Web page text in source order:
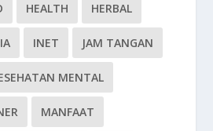
HEALTH HERBAL
INET JAM TANGAN
MENTAL
MANFAAT